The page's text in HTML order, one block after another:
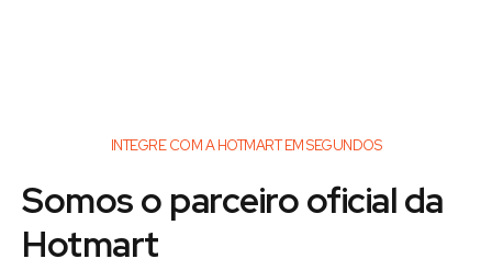
INTEGRE COM A HOTMART EM SEGUNDOS
Somos o parceiro oficial da
Hotmart